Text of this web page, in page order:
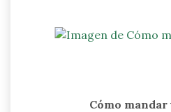
Cómo